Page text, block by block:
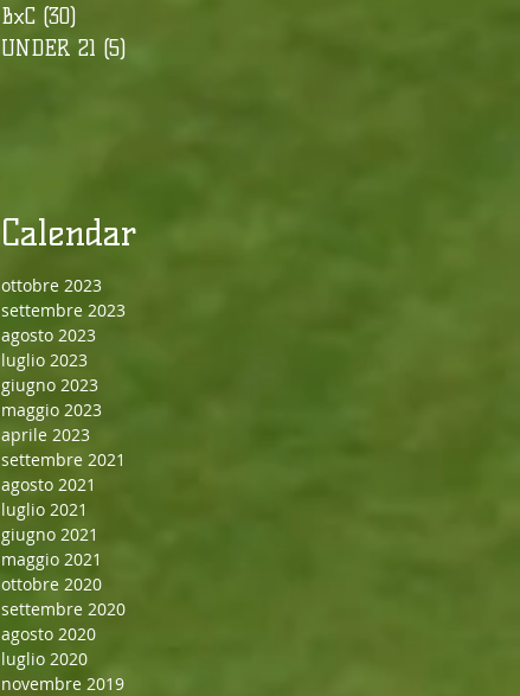
BxC (30)
UNDER 21 (5)
Calendar
ottobre 2023
settembre 2023
agosto 2023
luglio 2023
giugno 2023
maggio 2023
aprile 2023
settembre 2021
agosto 2021
luglio 2021
giugno 2021
maggio 2021
ottobre 2020
settembre 2020
agosto 2020
luglio 2020
novembre 2019